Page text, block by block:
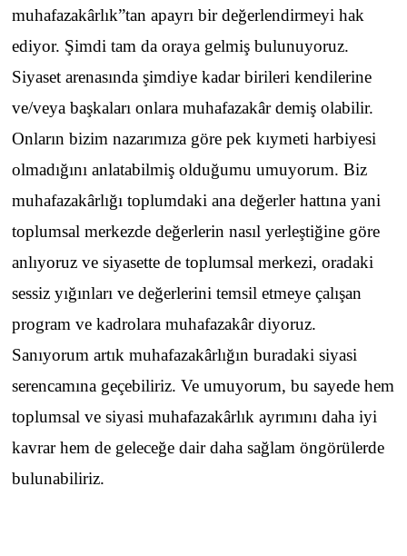
muhafazakârlık”tan apayrı bir değerlendirmeyi hak
ediyor. Şimdi tam da oraya gelmiş bulunuyoruz.
Siyaset arenasında şimdiye kadar birileri kendilerine
ve/veya başkaları onlara muhafazakâr demiş olabilir.
Onların bizim nazarımıza göre pek kıymeti harbiyesi
olmadığını anlatabilmiş olduğumu umuyorum. Biz
muhafazakârlığı toplumdaki ana değerler hattına yani
toplumsal merkezde değerlerin nasıl yerleştiğine göre
anlıyoruz ve siyasette de toplumsal merkezi, oradaki
sessiz yığınları ve değerlerini temsil etmeye çalışan
program ve kadrolara muhafazakâr diyoruz.
Sanıyorum artık muhafazakârlığın buradaki siyasi
serencamına geçebiliriz. Ve umuyorum, bu sayede hem
toplumsal ve siyasi muhafazakârlık ayrımını daha iyi
kavrar hem de geleceğe dair daha sağlam öngörülerde
bulunabiliriz.